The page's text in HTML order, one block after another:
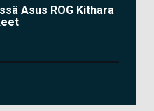
Asus ROG Kithara